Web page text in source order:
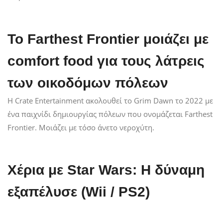
Το Farthest Frontier μοιάζει με
comfort food για τους λάτρεις
των οικοδόμων πόλεων
Η Crate Entertainment ακολουθεί το Grim Dawn το 2022 με
ένα παιχνίδι δημιουργίας πόλεων που ονομάζεται Farthest
Frontier. Μοιάζει με τόσο άνετο νεροχύτη.
Χέρια με Star Wars: Η δύναμη
εξαπέλυσε (Wii / PS2)